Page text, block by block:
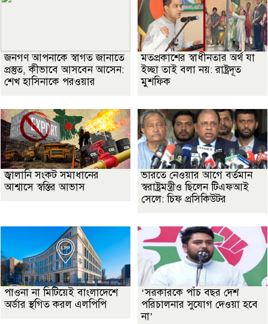
জনগণ আপনাকে স্বাগত জানাতে
প্রস্তুত, কীভাবে আসবেন আসেন:
শেখ হাসিনাকে পরওয়ার
মতপ্রকাশের স্বাধীনতার অর্থ যা
ইচ্ছা তাই বলা নয়: রাষ্ট্রদূত
মুশফিক
জ্বালানি সংকট সমাধানের
আশ্বাসে স্বস্তির আভাস
ভারতে নেওয়ার আগে বর্তমান
স্বরাষ্ট্রমন্ত্রীও ছিলেন টিএফআই
সেলে: চিফ প্রসিকিউটর
পাওনা না মিটিয়েই বাংলাদেশে
অর্ডার স্থগিত করল এলপিপি
‘সরকারকে পাঁচ বছর দেশ
পরিচালনার সুযোগ দেওয়া হবে
না’